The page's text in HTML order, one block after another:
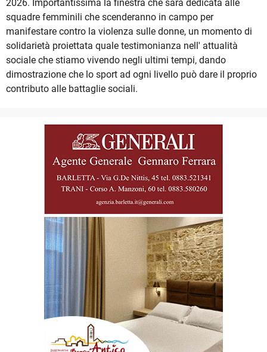
2026. Importantissima la finestra che sarà dedicata alle
squadre femminili che scenderanno in campo per
manifestare contro la violenza sulle donne, un momento di
solidarietà proiettata quale testimonianza nell' attualità
sociale che stiamo vivendo negli ultimi tempi, dando
dimostrazione che lo sport ad ogni livello può dare il proprio
contributo alle battaglie sociali.